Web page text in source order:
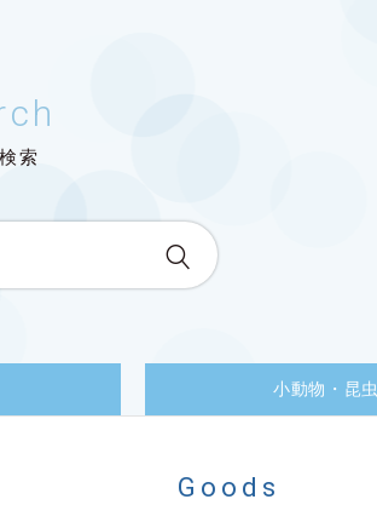
索
小動物・昆虫
Goods